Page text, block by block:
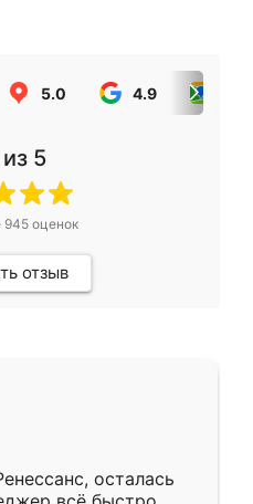
5.0 4.9
из 5
945оценок
отзыв
осталась